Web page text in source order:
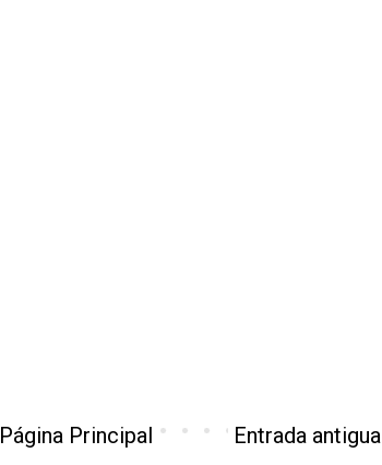
Entrada antigua
Página Principal